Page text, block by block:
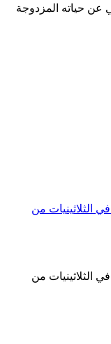
عن حياته المزدوجة
الثلاثينيات من
الثلاثينيات من